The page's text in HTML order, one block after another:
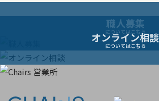
稿
ビ
職人募集
についてはこちら
オンライン相談
についてはこちら